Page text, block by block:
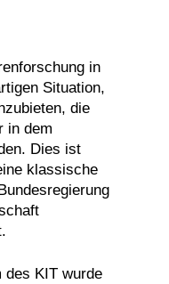
in
Situation,
die
in dem
Dies ist
klassische
des KIT wurde